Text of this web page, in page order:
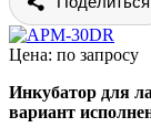
Цена: по запросу
Инкубатор для
вариант